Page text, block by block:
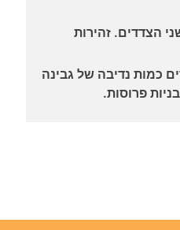
הצדדים. זהירות
כמות נדיבה של גבינה
פרוסות.